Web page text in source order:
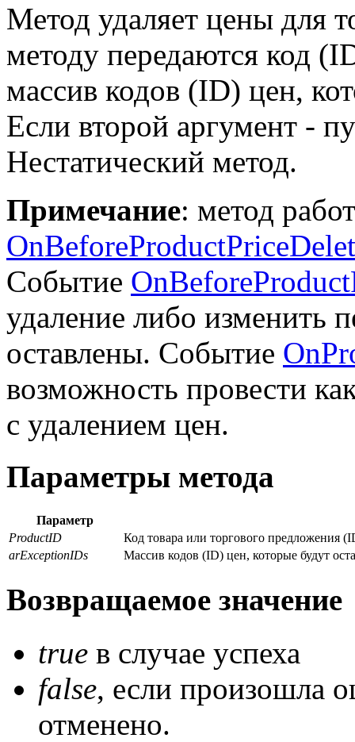
Метод удаляет цены для
методу передаются код
массив кодов (ID) цен,
Если второй аргумент -
Нестатический метод.
Примечание: метод
Событие
удаление либо изменить
оставлены. Событие
возможность провести
с удалением цен.
Параметры метода
Параметр
ProductID
Код товара или торгового предложения
arExceptionIDs
Массив кодов (ID) цен, которые будут
Возвращаемое значение
true в случае успеха
false, если произошла
отменено.